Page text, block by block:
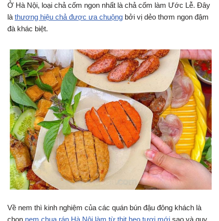
Ở Hà Nội, loại chả cốm ngon nhất là chả cốm làm Ước Lễ. Đây
là thương hiệu chả được ưa chuộng bởi vị dẻo thơm ngon đậm
đà khác biệt.
Về nem thì kinh nghiệm của các quán bún đậu đông khách là
chọn nem chua rán Hà Nội làm từ thịt heo tươi mới sao và quy